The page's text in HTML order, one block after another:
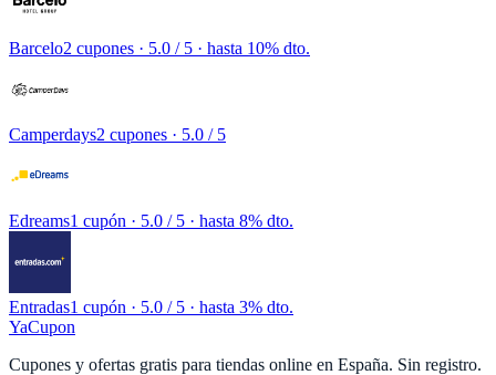
Barcelo2 cupones · 5.0 / 5 · hasta 10% dto.
Camperdays2 cupones · 5.0 / 5
Edreams1 cupón · 5.0 / 5 · hasta 8% dto.
Entradas1 cupón · 5.0 / 5 · hasta 3% dto.
YaCupon
Cupones y ofertas gratis para tiendas online en España. Sin registro.